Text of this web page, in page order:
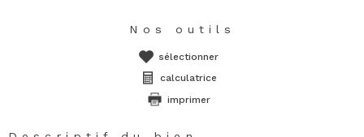
Nos outils
sélectionner
calculatrice
imprimer